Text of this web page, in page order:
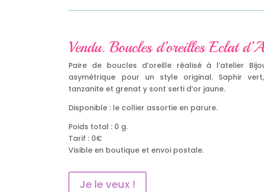
Vendu. Boucles d’oreilles Eclat
Paire de boucles d’oreille réalisé à l’atelier
asymétrique pour un style original. Saphir
tanzanite et grenat y sont serti d’or jaune.
Disponible : le collier assortie en parure.
Poids total : 0 g.
Tarif : 0€
Visible en boutique et envoi postale.
Je le veux !